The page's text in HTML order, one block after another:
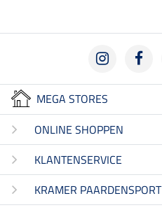
MEGA STORES
ONLINE SHOPPEN
KLANTENSERVICE
KRAMER PAARDENSPORT